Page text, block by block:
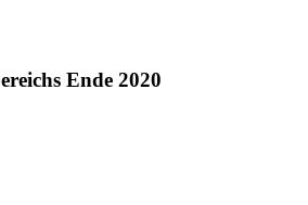
Ende 2020